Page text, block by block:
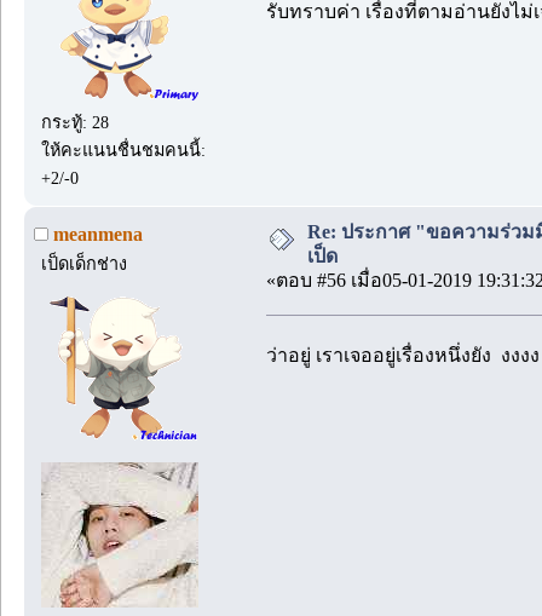
กระทู้: 28
ให้คะแนนชื่นชมคนนี้:
+2/-0
รับทราบค่า เรื่องที่ตามอ่านยังไ
meanmena
เป็ดเด็กช่าง
Re: ประกาศ "ขอความร่ว
เป็ด
«ตอบ #56 เมื่อ05-01-2019
ว่า​อยู่​ เรา​เจอ​อยู่​เรื่อง​หนึ่ง​ยัง​ งงงง